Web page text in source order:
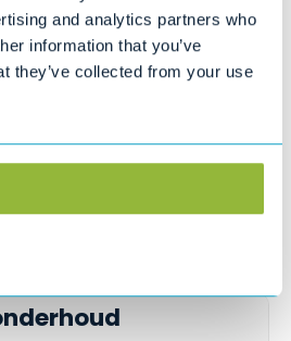
and analytics partners who
information that you’ve
they’ve collected from your use
Aixam Easy Chic S10-2
€13.539,00